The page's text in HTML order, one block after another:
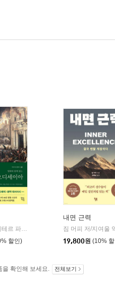
호메로스 저/페테르 파울 루벤스 그림/박문재 역 | 현대지
할인)
내면 근력
짐 머피 저/지여울
19,800원 (10%
을 확인해 보세요. 전체보기